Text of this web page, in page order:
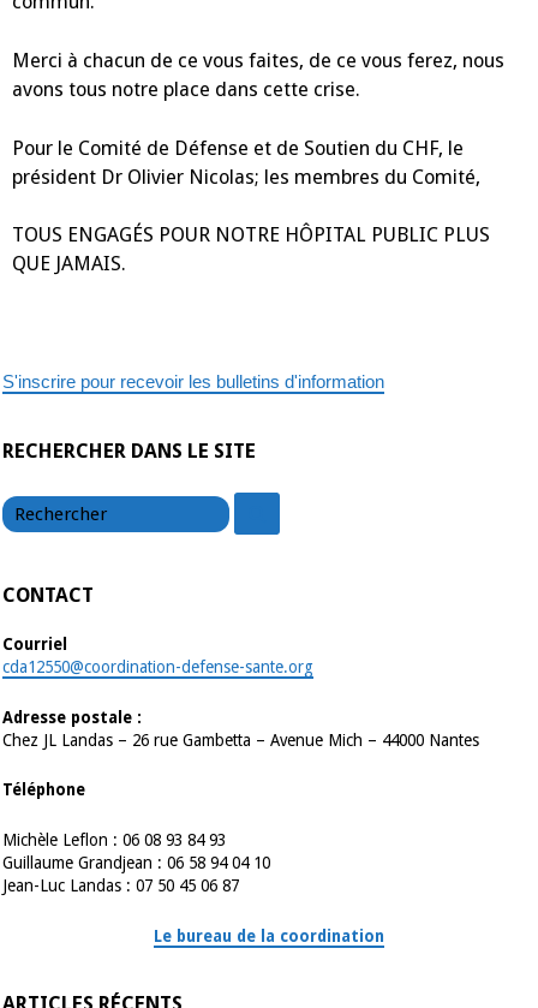
Merci à chacun de ce vous faites, de ce vous ferez, nous
avons tous notre place dans cette crise.
Pour le Comité de Défense et de Soutien du CHF, le
président Dr Olivier Nicolas; les membres du Comité,
TOUS ENGAGÉS POUR NOTRE HÔPITAL PUBLIC PLUS
QUE JAMAIS.
S'inscrire pour recevoir les bulletins d'information
RECHERCHER DANS LE SITE
CONTACT
Courriel
cda12550@coordination-defense-sante.org
Adresse postale :
Chez JL Landas – 26 rue Gambetta – Avenue Mich – 44000 Nantes
Téléphone
Michèle Leflon : 06 08 93 84 93
Guillaume Grandjean : 06 58 94 04 10
Jean-Luc Landas : 07 50 45 06 87
Le bureau de la coordination